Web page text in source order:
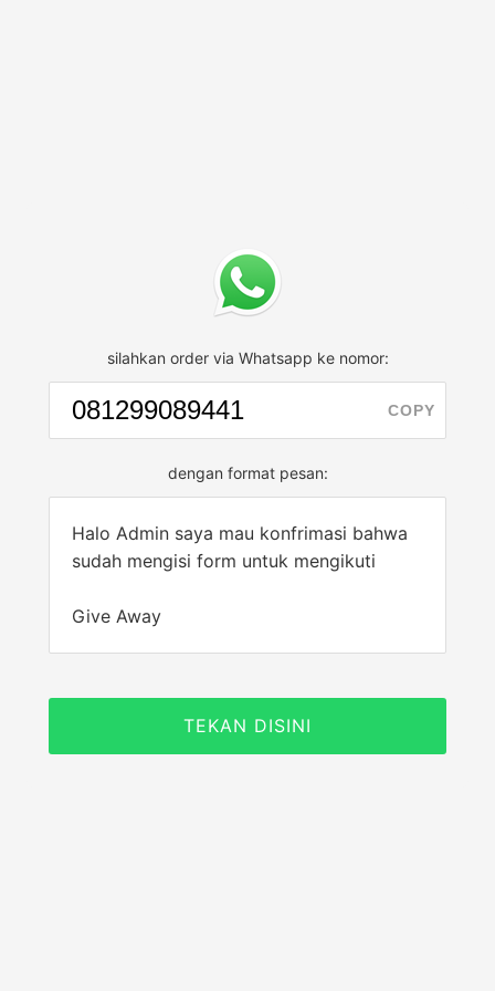
silahkan order via Whatsapp ke nomor:
COPY
dengan format pesan:
Halo Admin saya mau konfrimasi bahwa
sudah mengisi form untuk mengikuti
Give Away
TEKAN DISINI